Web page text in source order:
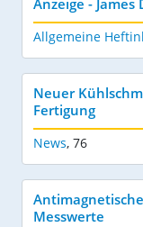
Anzeige - James
Allgemeine
Neuer
Fertigung
News, 76
Messwerte